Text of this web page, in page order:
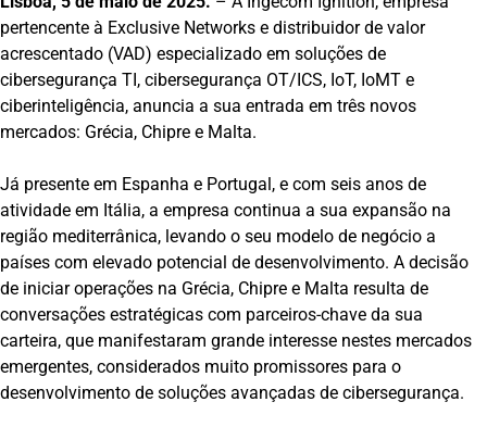
pertencente à Exclusive Networks e distribuidor de valor
acrescentado (VAD) especializado em soluções de
cibersegurança TI, cibersegurança OT/ICS, IoT, IoMT e
ciberinteligência, anuncia a sua entrada em três novos
mercados: Grécia, Chipre e Malta.
Já presente em Espanha e Portugal, e com seis anos de
atividade em Itália, a empresa continua a sua expansão na
região mediterrânica, levando o seu modelo de negócio a
países com elevado potencial de desenvolvimento. A decisão
de iniciar operações na Grécia, Chipre e Malta resulta de
conversações estratégicas com parceiros-chave da sua
carteira, que manifestaram grande interesse nestes mercados
emergentes, considerados muito promissores para o
desenvolvimento de soluções avançadas de cibersegurança.